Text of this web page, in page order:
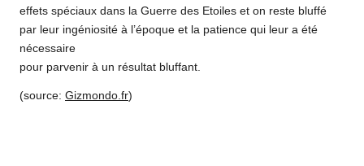
effets spéciaux dans la Guerre des Etoiles et on reste bluffé
par leur ingéniosité à l’époque et la patience qui leur a été
nécessaire
pour parvenir à un résultat bluffant.
(source: Gizmondo.fr)